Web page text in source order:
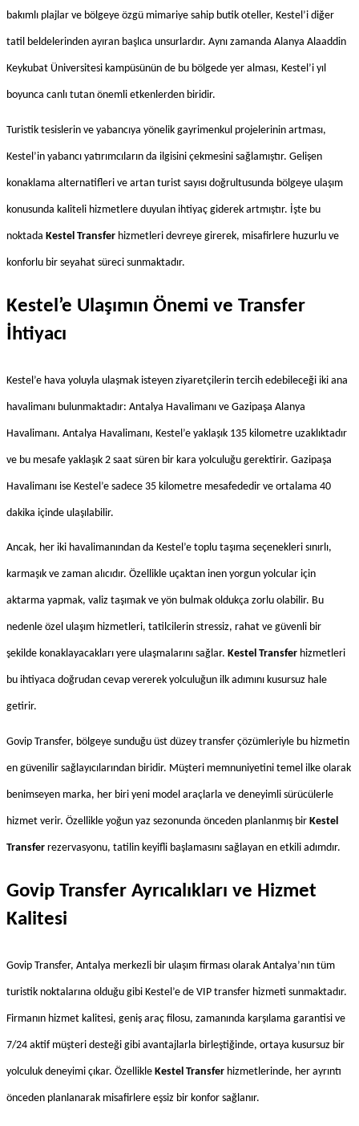
bakımlı plajlar ve bölgeye özgü mimariye sahip butik oteller, Kestel’i diğer
tatil beldelerinden ayıran başlıca unsurlardır. Aynı zamanda Alanya Alaaddin
Keykubat Üniversitesi kampüsünün de bu bölgede yer alması, Kestel’i yıl
boyunca canlı tutan önemli etkenlerden biridir.
Turistik tesislerin ve yabancıya yönelik gayrimenkul projelerinin artması,
Kestel’in yabancı yatırımcıların da ilgisini çekmesini sağlamıştır. Gelişen
konaklama alternatifleri ve artan turist sayısı doğrultusunda bölgeye ulaşım
konusunda kaliteli hizmetlere duyulan ihtiyaç giderek artmıştır. İşte bu
noktada Kestel Transfer hizmetleri devreye girerek, misafirlere huzurlu ve
konforlu bir seyahat süreci sunmaktadır.
Kestel’e Ulaşımın Önemi ve Transfer
İhtiyacı
Kestel’e hava yoluyla ulaşmak isteyen ziyaretçilerin tercih edebileceği iki ana
havalimanı bulunmaktadır: Antalya Havalimanı ve Gazipaşa Alanya
Havalimanı. Antalya Havalimanı, Kestel’e yaklaşık 135 kilometre uzaklıktadır
ve bu mesafe yaklaşık 2 saat süren bir kara yolculuğu gerektirir. Gazipaşa
Havalimanı ise Kestel’e sadece 35 kilometre mesafededir ve ortalama 40
dakika içinde ulaşılabilir.
Ancak, her iki havalimanından da Kestel’e toplu taşıma seçenekleri sınırlı,
karmaşık ve zaman alıcıdır. Özellikle uçaktan inen yorgun yolcular için
aktarma yapmak, valiz taşımak ve yön bulmak oldukça zorlu olabilir. Bu
nedenle özel ulaşım hizmetleri, tatilcilerin stressiz, rahat ve güvenli bir
şekilde konaklayacakları yere ulaşmalarını sağlar. Kestel Transfer hizmetleri
bu ihtiyaca doğrudan cevap vererek yolculuğun ilk adımını kusursuz hale
getirir.
Govip Transfer, bölgeye sunduğu üst düzey transfer çözümleriyle bu hizmetin
en güvenilir sağlayıcılarından biridir. Müşteri memnuniyetini temel ilke olarak
benimseyen marka, her biri yeni model araçlarla ve deneyimli sürücülerle
hizmet verir. Özellikle yoğun yaz sezonunda önceden planlanmış bir Kestel
Transfer rezervasyonu, tatilin keyifli başlamasını sağlayan en etkili adımdır.
Govip Transfer Ayrıcalıkları ve Hizmet
Kalitesi
Govip Transfer, Antalya merkezli bir ulaşım firması olarak Antalya’nın tüm
turistik noktalarına olduğu gibi Kestel’e de VIP transfer hizmeti sunmaktadır.
Firmanın hizmet kalitesi, geniş araç filosu, zamanında karşılama garantisi ve
7/24 aktif müşteri desteği gibi avantajlarla birleştiğinde, ortaya kusursuz bir
yolculuk deneyimi çıkar. Özellikle Kestel Transfer hizmetlerinde, her ayrıntı
önceden planlanarak misafirlere eşsiz bir konfor sağlanır.